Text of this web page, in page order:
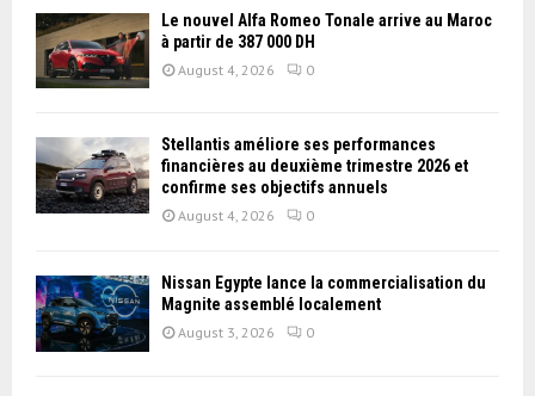
Le nouvel Alfa Romeo Tonale arrive au Maroc
à partir de 387 000 DH
August 4, 2026 0
Stellantis améliore ses performances
financières au deuxième trimestre 2026 et
confirme ses objectifs annuels
August 4, 2026 0
Nissan Égypte lance la commercialisation du
Magnite assemblé localement
August 3, 2026 0